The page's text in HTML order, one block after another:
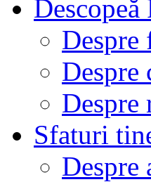
Despre
Despre
Despre
Sfaturi
Despre